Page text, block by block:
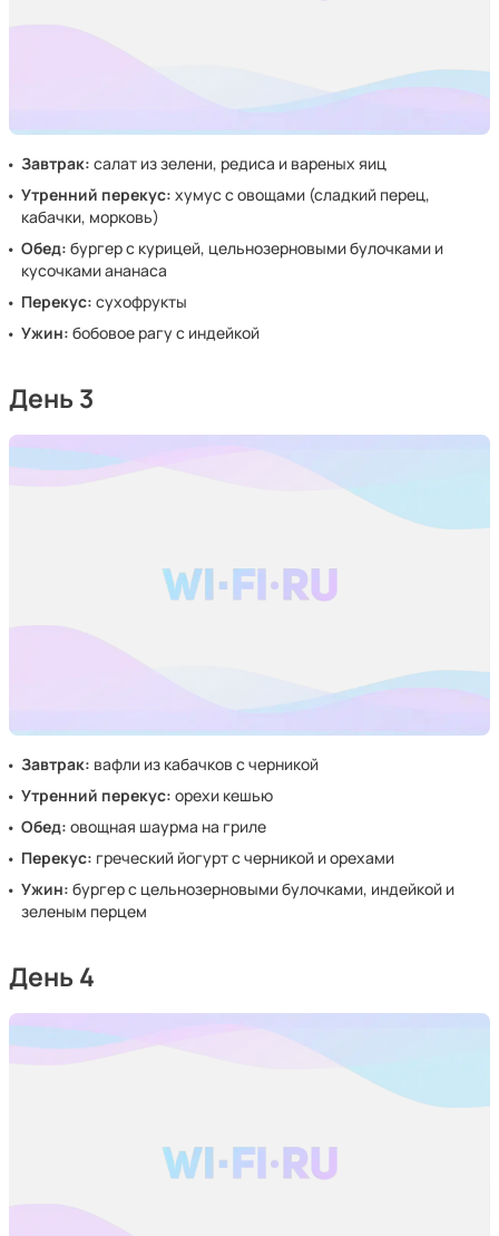
Завтрак: салат из зелени, редиса и вареных яиц
Утренний перекус:хумус с овощами (сладкий перец,
кабачки, морковь)
Обед: бургер с курицей, цельнозерновыми булочками и
кусочками ананаса
Перекус: сухофрукты
Ужин: бобовое рагу с индейкой
День 3
Завтрак: вафли из кабачков с черникой
Утренний перекус:орехи кешью
Обед:овощная шаурма на гриле
Перекус: греческий йогурт с черникой и орехами
Ужин: бургер с цельнозерновыми булочками, индейкой и
зеленым перцем
День 4